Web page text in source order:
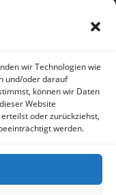
wir Technologien wie
und/oder darauf
können wir Daten
Website
oder zurückziehst,
werden.